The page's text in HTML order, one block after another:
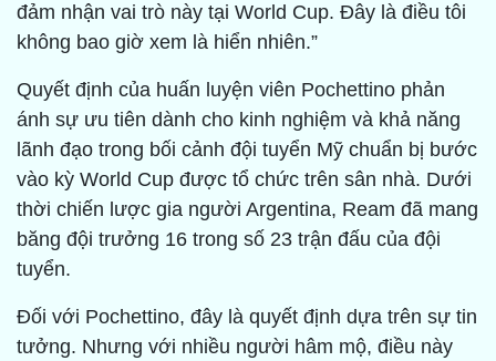
đảm nhận vai trò này tại World Cup. Đây là điều tôi
không bao giờ xem là hiển nhiên.”
Quyết định của huấn luyện viên Pochettino phản
ánh sự ưu tiên dành cho kinh nghiệm và khả năng
lãnh đạo trong bối cảnh đội tuyển Mỹ chuẩn bị bước
vào kỳ World Cup được tổ chức trên sân nhà. Dưới
thời chiến lược gia người Argentina, Ream đã mang
băng đội trưởng 16 trong số 23 trận đấu của đội
tuyển.
Đối với Pochettino, đây là quyết định dựa trên sự tin
tưởng. Nhưng với nhiều người hâm mộ, điều này